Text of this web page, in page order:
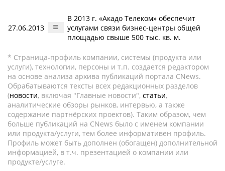
27.06.2013
В 2013 г. «Акадо Телеком» обеспечит
услугами связи бизнес-центры общей
площадью свыше 500 тыс. кв. м.
* Страница-профиль компании, системы (продукта или
услуги), технологии, персоны и т.п. создается редактором
на основе анализа архива публикаций портала CNews.
Обрабатываются тексты всех редакционных разделов
(новости, включая "Главные новости", статьи,
аналитические обзоры рынков, интервью, а также
содержание партнёрских проектов). Таким образом, чем
больше публикаций на CNews было с именем компании
или продукта/услуги, тем более информативен профиль.
Профиль может быть дополнен (обогащен) дополнительной
информацией, в т.ч. презентацией о компании или
продукте/услуге.